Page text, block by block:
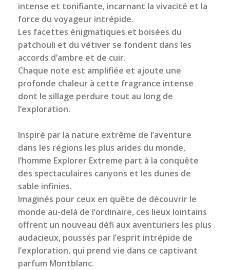
intense et tonifiante, incarnant la vivacité et la
force du voyageur intrépide.
Les facettes énigmatiques et boisées du
patchouli et du vétiver se fondent dans les
accords d’ambre et de cuir.
Chaque note est amplifiée et ajoute une
profonde chaleur à cette fragrance intense
dont le sillage perdure tout au long de
l’exploration.
Inspiré par la nature extrême de l’aventure
dans les régions les plus arides du monde,
l’homme Explorer Extreme part à la conquête
des spectaculaires canyons et les dunes de
sable infinies.
Imaginés pour ceux en quête de découvrir le
monde au-delà de l’ordinaire, ces lieux lointains
offrent un nouveau défi aux aventuriers les plus
audacieux, poussés par l’esprit intrépide de
l’exploration, qui prend vie dans ce captivant
parfum Montblanc.